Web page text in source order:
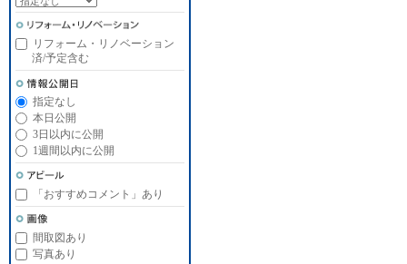
リフォーム・リノベーション
済/予定含む
指定なし
本日公開
3日以内に公開
1週間以内に公開
「おすすめコメント」あり
間取図あり
写真あり